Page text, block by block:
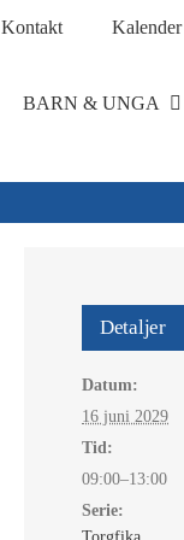
Kontakt Kalender
BARN & UNGA
Detaljer
Datum:
16 juni 2029
Tid:
09:00–13:00
Serie: